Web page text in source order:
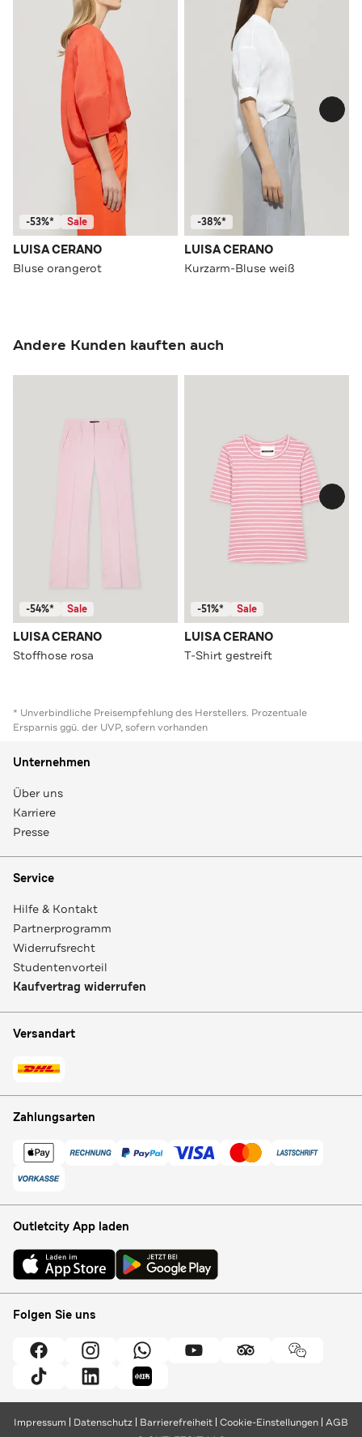
-53%* Sale
LUISA CERANO
Bluse orangerot
-38%*
LUISA CERANO
Kurzarm-Bluse weiß
Andere Kunden kauften auch
-54%* Sale
LUISA CERANO
Stoffhose rosa
-51%* Sale
LUISA CERANO
T-Shirt gestreift
* Unverbindliche Preisempfehlung des Herstellers. Prozentuale
Ersparnis ggü. der UVP, sofern vorhanden
Unternehmen
Über uns
Karriere
Presse
Service
Hilfe & Kontakt
Partnerprogramm
Widerrufsrecht
Studentenvorteil
Kaufvertrag widerrufen
Versandart
Zahlungsarten
Outletcity App laden
Folgen Sie uns
Impressum Datenschutz Barrierefreiheit Cookie-Einstellungen AGB